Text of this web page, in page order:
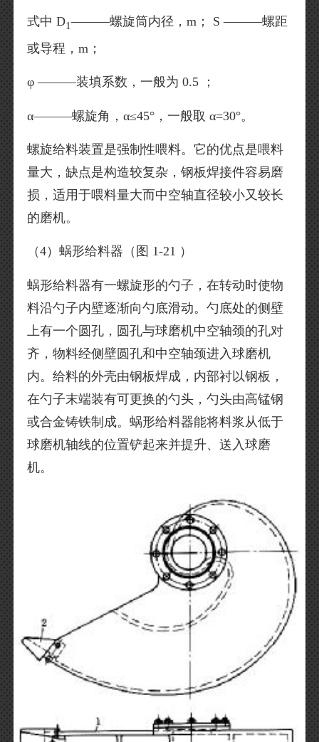
式中 D1———螺旋筒内径，m； S ———螺距
或导程，m；
φ ———装填系数，一般为 0.5 ；
α———螺旋角，α≤45°，一般取 α=30°。
螺旋给料装置是强制性喂料。它的优点是喂料
量大，缺点是构造较复杂，钢板焊接件容易磨
损，适用于喂料量大而中空轴直径较小又较长
的磨机。
（4）蜗形给料器（图 1-21 ）
蜗形给料器有一螺旋形的勺子，在转动时使物
料沿勺子内壁逐渐向勺底滑动。勺底处的侧壁
上有一个圆孔，圆孔与球磨机中空轴颈的孔对
齐，物料经侧壁圆孔和中空轴颈进入球磨机
内。给料的外壳由钢板焊成，内部衬以钢板，
在勺子末端装有可更换的勺头，勺头由高锰钢
或合金铸铁制成。蜗形给料器能将料浆从低于
球磨机轴线的位置铲起来并提升、送入球磨
机。